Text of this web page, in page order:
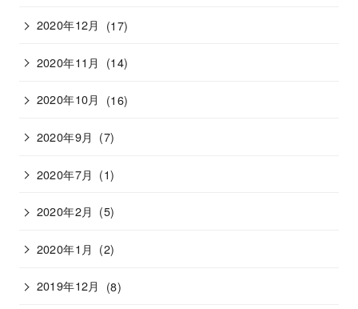
2020年12月 (17)
2020年11月 (14)
2020年10月 (16)
2020年9月 (7)
2020年7月 (1)
2020年2月 (5)
2020年1月 (2)
2019年12月 (8)